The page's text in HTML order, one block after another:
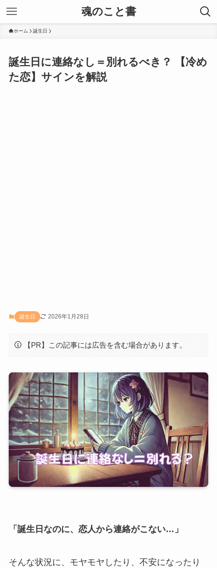
魂のこと書
ホーム 誕生日
誕生日に連絡なし＝別れるべき？ 【冷め
た恋】サインを解説
誕生日 2026年1月28日
【PR】この記事には広告を含む場合があります。
「誕生日なのに、恋人から連絡がこない…」
そんな状況に、モヤモヤしたり、不安になったり